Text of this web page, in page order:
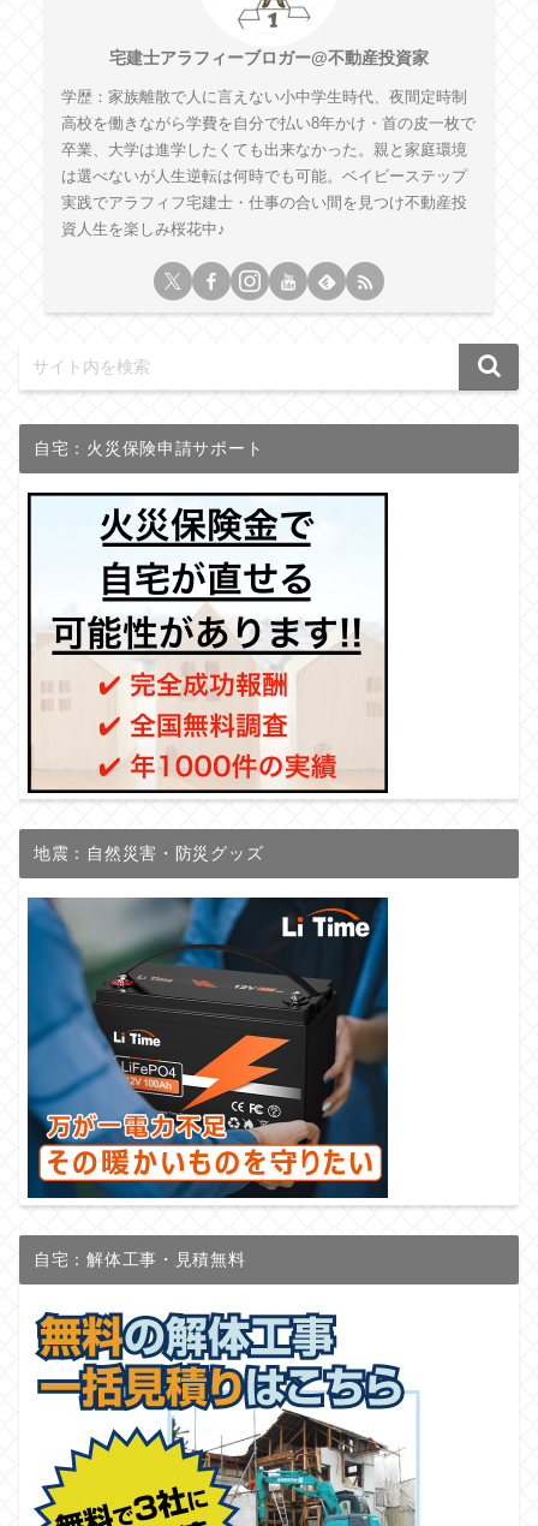
宅建士アラフィーブロガー@不動産投資家
学歴：家族離散で人に言えない小中学生時代、夜間定時制
高校を働きながら学費を自分で払い8年かけ・首の皮一枚で
卒業、大学は進学したくても出来なかった。親と家庭環境
は選べないが人生逆転は何時でも可能。ベイビーステップ
実践でアラフィフ宅建士・仕事の合い間を見つけ不動産投
資人生を楽しみ桜花中♪
自宅：火災保険申請サポート
地震：自然災害・防災グッズ
自宅：解体工事・見積無料